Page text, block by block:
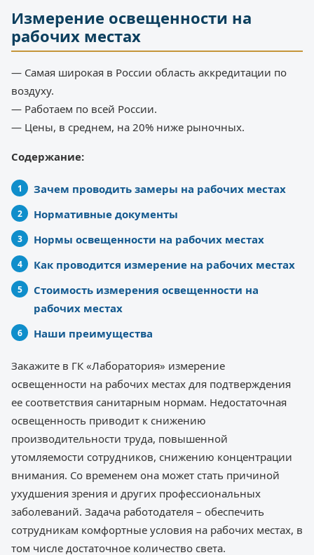
Измерение освещенности на
рабочих местах
— Самая широкая в России область аккредитации по
воздуху.
— Работаем по всей России.
— Цены, в среднем, на 20% ниже рыночных.
Содержание:
Зачем проводить замеры на рабочих местах
Нормативные документы
Нормы освещенности на рабочих местах
Как проводится измерение на рабочих местах
Стоимость измерения освещенности на
рабочих местах
Наши преимущества
Закажите в ГК «Лаборатория» измерение
освещенности на рабочих местах для подтверждения
ее соответствия санитарным нормам. Недостаточная
освещенность приводит к снижению
производительности труда, повышенной
утомляемости сотрудников, снижению концентрации
внимания. Со временем она может стать причиной
ухудшения зрения и других профессиональных
заболеваний. Задача работодателя – обеспечить
сотрудникам комфортные условия на рабочих местах, в
том числе достаточное количество света.